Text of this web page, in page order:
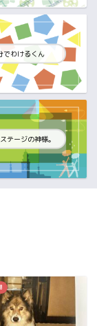
でわけるくん
テージの神様。